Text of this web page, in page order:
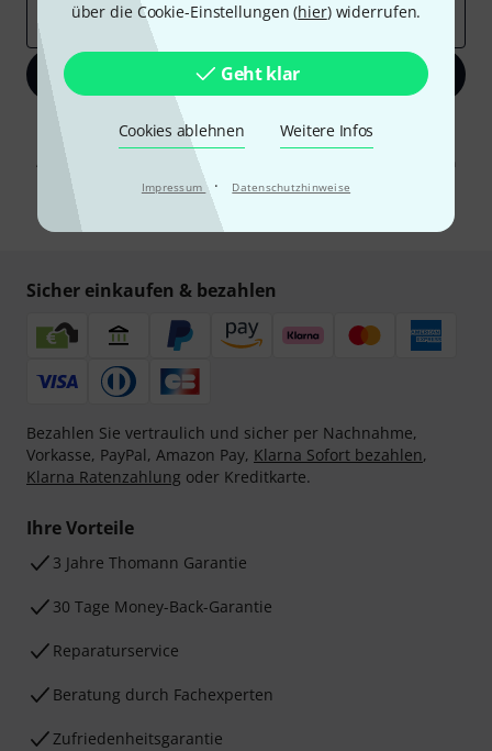
über die Cookie-Einstellungen (hier) widerrufen.
Geht klar
Cookies ablehnen Weitere Infos
Impressum · Datenschutzhinweise
E-Mail-Adresse*
Jetzt anmelden
Mit Klick auf „Jetzt anmelden“ stimmen Sie dem Erhalt von E-Mail-
Werbung und einer Messung des E-Mail-Nutzungsverhaltens zu. Die
Abmeldung ist jederzeit möglich. Weitere Informationen finden Sie in
Datenschutzhinweisen
* Pflichtfeld
Sicher einkaufen & bezahlen
Bezahlen Sie vertraulich und sicher per Nachnahme,
Vorkasse, PayPal, Amazon Pay, Klarna Sofort bezahlen,
Klarna Ratenzahlung oder Kreditkarte.
Ihre Vorteile
3 Jahre Thomann Garantie
30 Tage Money-Back-Garantie
Reparaturservice
Beratung durch Fachexperten
Zufriedenheitsgarantie